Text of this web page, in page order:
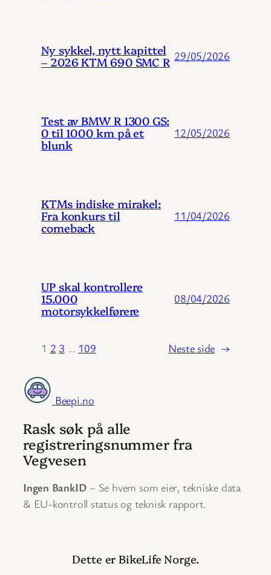
Ny sykkel, nytt kapittel
– 2026 KTM 690 SMC R 29/05/2026
Test av BMW R 1300 GS:
0 til 1000 km på et
blunk
12/05/2026
KTMs indiske mirakel:
Fra konkurs til
comeback
11/04/2026
UP skal kontrollere
15.000
motorsykkelførere
08/04/2026
1 2 3 … 109 Neste side →
Beepi.no
Rask søk på alle
registreringsnummer fra
Vegvesen
Ingen BankID – Se hvem som eier, tekniske data
& EU-kontroll status og teknisk rapport.
Dette er BikeLife Norge.